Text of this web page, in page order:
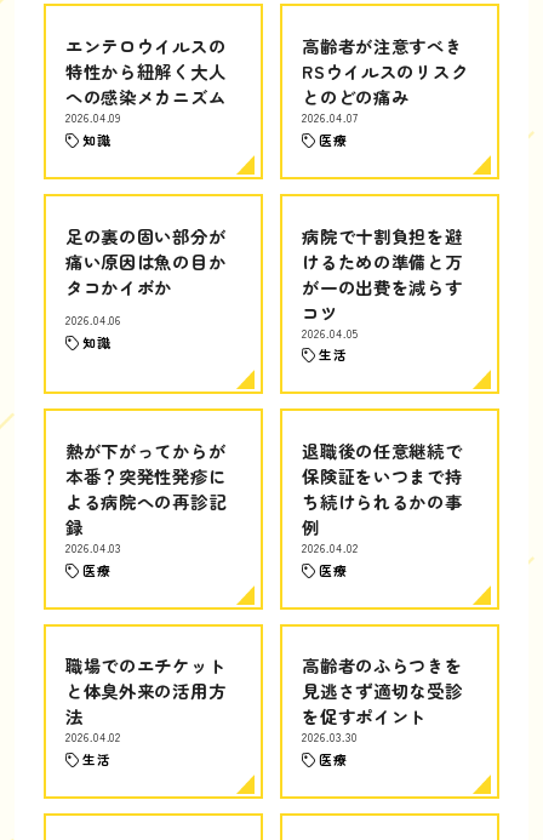
エンテロウイルスの
特性から紐解く大人
への感染メカニズム
2026.04.09
知識
高齢者が注意すべき
RSウイルスのリスク
とのどの痛み
2026.04.07
医療
足の裏の固い部分が
痛い原因は魚の目か
タコかイボか
2026.04.06
知識
病院で十割負担を避
けるための準備と万
が一の出費を減らす
コツ
2026.04.05
生活
熱が下がってからが
本番？突発性発疹に
よる病院への再診記
録
2026.04.03
医療
退職後の任意継続で
保険証をいつまで持
ち続けられるかの事
例
2026.04.02
医療
職場でのエチケット
と体臭外来の活用方
法
2026.04.02
生活
高齢者のふらつきを
見逃さず適切な受診
を促すポイント
2026.03.30
医療